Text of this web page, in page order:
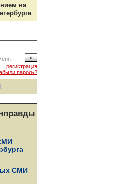
на
регистрация
пароль?
СМИ